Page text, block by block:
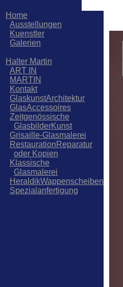
Home
Ausstellungen
Kuenstler
Galerien
Halter Martin
ART IN
MARTIN
Kontakt
GlaskunstArchitektur
GlasAccessoires
Zeitgenössische
GlasbilderKunst
Grisaille-Glasmalerei
RestaurationReparatur
oder Kopien
Klassische
Glasmalerei
HeraldikWappenscheiben
Spezialanfertigung